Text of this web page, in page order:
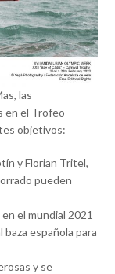
las
en el Trofeo
objetivos:
y Florian Tritel,
pueden
el mundial 2021
española para
y se